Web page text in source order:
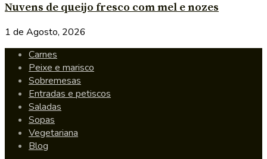
Nuvens de queijo fresco com mel e nozes
1 de Agosto, 2026
Carnes
Peixe e marisco
Sobremesas
Entradas e petiscos
Saladas
Sopas
Vegetariana
Blog